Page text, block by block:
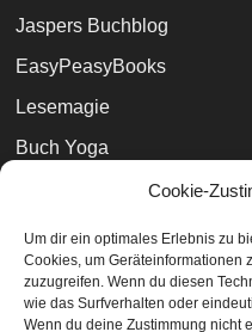
Cookie-
Um dir ein optimales Erlebnis zu
Cookies, um Geräteinformationen
zuzugreifen. Wenn du diesen
wie das Surfverhalten oder
Wenn du deine Zustimmung nicht
Jaspers Buchblog
EasyPeasyBooks
Lesemagie
Buch Yoga
Magali Villeneuve
Zeilenauslese